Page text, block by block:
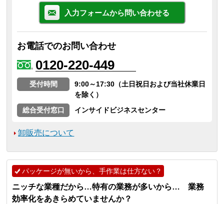
入力フォームから問い合わせる
お電話でのお問い合わせ
0120-220-449
受付時間
9:00～17:30（土日祝日および当社休業日
を除く）
総合受付窓口
インサイドビジネスセンター
卸販売について
パッケージが無いから、手作業は仕方ない？
ニッチな業種だから…特有の業務が多いから… 業務
効率化をあきらめていませんか？